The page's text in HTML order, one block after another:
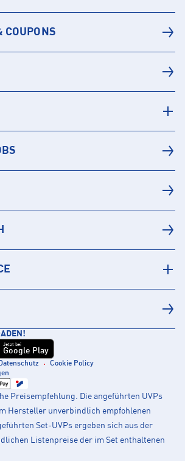
COUPONS
Jetzt bei
Google Play
Datenschutz
Cookie Policy
Preisempfehlung. Die angeführten UVPs
Hersteller unverbindlich empfohlenen
Set-UVPs ergeben sich aus der
Listenpreise der im Set enthaltenen